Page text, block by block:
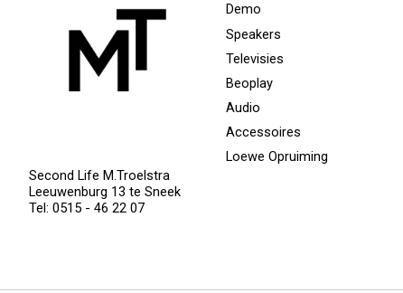
Second Life M.Troelstra
Leeuwenburg 13 te Sneek
Tel: 0515 - 46 22 07
Demo
Speakers
Televisies
Beoplay
Audio
Accessoires
Loewe Opruiming